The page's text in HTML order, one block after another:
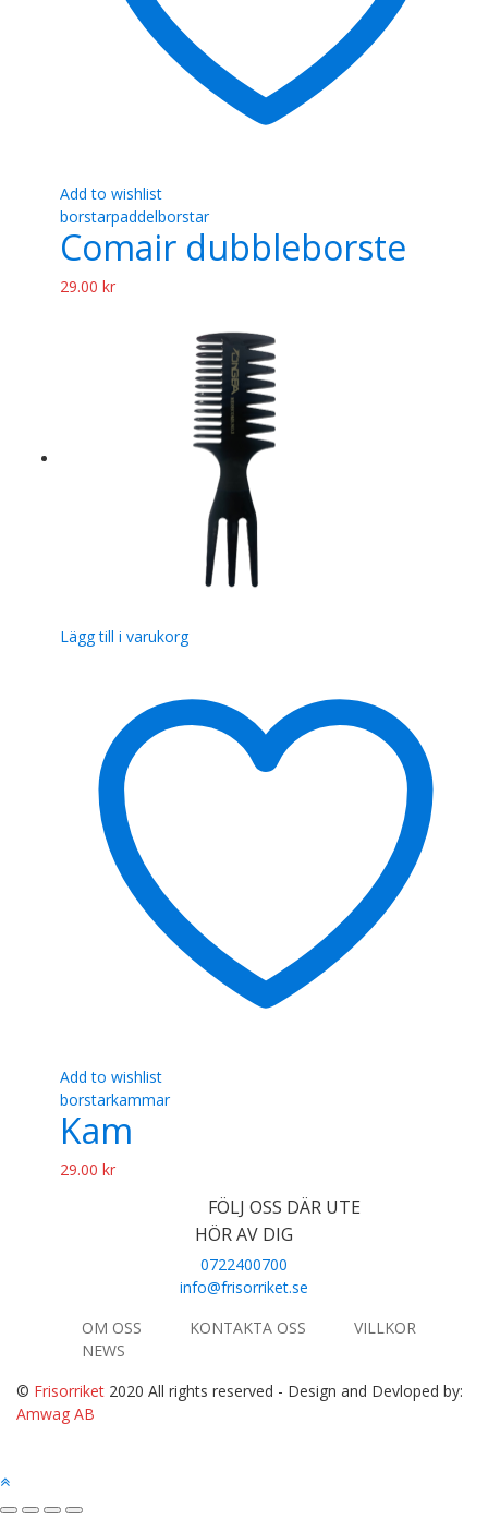
Add to wishlist
borstarpaddelborstar
Comair dubbleborste
29.00 kr
Lägg till i varukorg
Add to wishlist
borstarkammar
Kam
29.00 kr
FÖLJ OSS DÄR UTE
HÖR AV DIG
0722400700
info@frisorriket.se
OM OSS
KONTAKTA OSS
VILLKOR
NEWS
© Frisorriket 2020 All rights reserved - Design and Devloped by:
Amwag AB